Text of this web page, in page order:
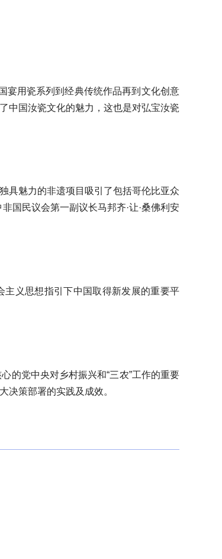
宴用瓷系列到经典传统作品再到文化创意
中国汝瓷文化的魅力，这也是对弘宝汝瓷
具魅力的非遗项目吸引了包括哥伦比亚众
国民议会第一副议长马邦齐·让·桑佛利安
主义思想指引下中国取得新发展的重要平
的党中央对乡村振兴和“三农”工作的重要
决策部署的实践及成效。